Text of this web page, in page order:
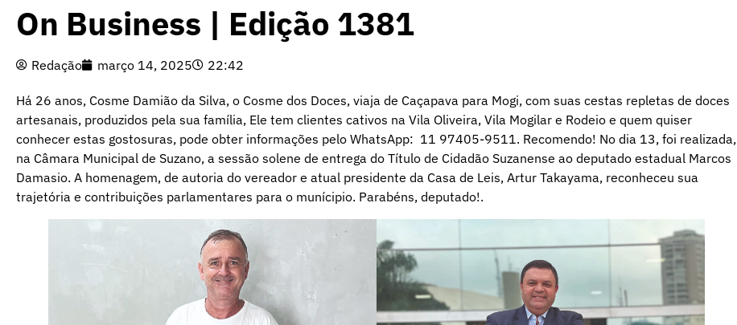
On Business | Edição 1381
Redação março 14, 2025 22:42
Há 26 anos, Cosme Damião da Silva, o Cosme dos Doces, viaja de Caçapava para Mogi, com suas cestas repletas de doces
artesanais, produzidos pela sua família, Ele tem clientes cativos na Vila Oliveira, Vila Mogilar e Rodeio e quem quiser
conhecer estas gostosuras, pode obter informações pelo WhatsApp: 11 97405-9511. Recomendo! No dia 13, foi realizada,
na Câmara Municipal de Suzano, a sessão solene de entrega do Título de Cidadão Suzanense ao deputado estadual Marcos
Damasio. A homenagem, de autoria do vereador e atual presidente da Casa de Leis, Artur Takayama, reconheceu sua
trajetória e contribuições parlamentares para o munícipio. Parabéns, deputado!.